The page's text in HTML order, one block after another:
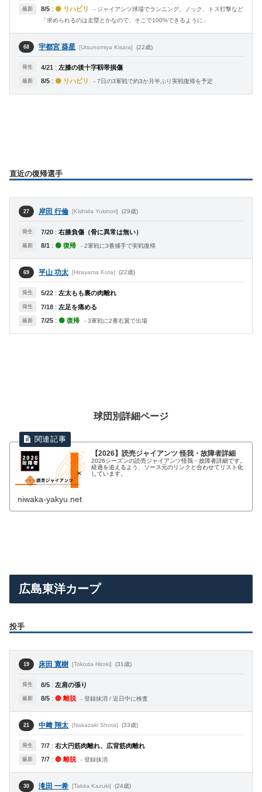
最新 8/5 : 🟡 リハビリ
- ジャイアンツ球場でランニング、ノック、トス打撃など
「求められるのは走塁とかなので、そこで100%できるように」
68 宇都宮 葵星 [Utsunomiya Kisara] (22歳)
発生 4/21 : 左膝の後十字靱帯損傷
最新 8/5 : 🟡 リハビリ - 7日の3軍戦で約3か月半ぶり実戦復帰を予定
直近の復帰選手
27 岸田 行倫 [Kishida Yukinori] (29歳)
発生 7/20 : 右膝負傷（骨に異常は無い）
最新 8/1 : 🟢 復帰 - 2軍戦に3番捕手で実戦復帰
69 平山 功太 [Hirayama Kota] (22歳)
発生 5/22 : 左太もも裏の肉離れ
発生 7/18 : 左足を痛める
最新 7/25 : 🟢 復帰 - 3軍戦に2番右翼で出場
球団別詳細ページ
【2026】読売ジャイアンツ 怪我・故障者詳細
2026シーズンの読売ジャイアンツ怪我・故障者詳細です。
経過を追えるよう、ソース元のリンクと合わせてリスト化
しています。
niwaka-yakyu.net
広島東洋カープ
投手
19 床田 寛樹 [Tokoda Hiroki] (31歳)
発生 8/5 : 左肩の張り
最新 8/5 : 🔴 離脱 - 登録抹消 / 近日中に検査
21 中﨑 翔太 [Nakazaki Shota] (33歳)
発生 7/7 : 右大円筋肉離れ、広背筋肉離れ
最新 7/7 : 🔴 離脱 - 登録抹消
30 滝田 一希 [Takita Kazuki] (24歳)